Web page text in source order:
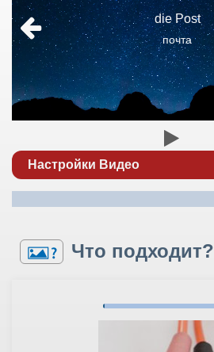
die Post
почта
Настройки Видео
Что подходит?